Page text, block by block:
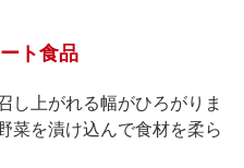
ト食品
し上がれる幅がひろがりま
菜を漬け込んで食材を柔ら